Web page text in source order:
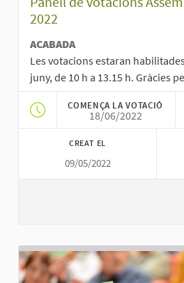
2022
ACABADA
Les votacions estaran
juny, de 10 h a 13.15 h. Gràcies
COMENÇA LA VOTACIÓ
18/06/2022
CREAT EL
09/05/2022